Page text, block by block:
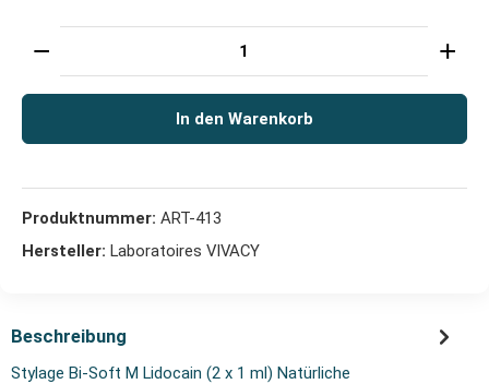
Produkt Anzahl: Gib den gewünschten Wert ein
In den Warenkorb
Produktnummer: ART-413
Hersteller: Laboratoires VIVACY
Beschreibung
Stylage Bi-Soft M Lidocain (2 x 1 ml) Natürliche